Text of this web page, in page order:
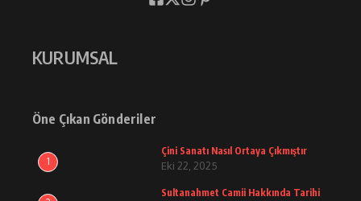
KURUMSAL
Öne Çıkan Gönderiler
1
Çini Sanatı Nasıl Ortaya Çıkmıştır
Eki 22, 2025
Sultanahmet Camii Hakkında Tarihi